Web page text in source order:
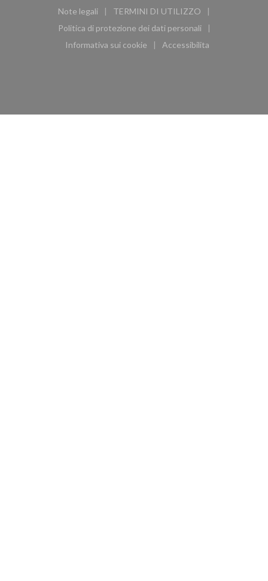
Note legali
((apre una nuova finestra))
TERMINI DI UTILIZZO
((apre una nuova finestra))
Politica di protezione dei dati personali
((apre una nuova finestra))
Informativa sui cookie
((apre una nuova finestra))
Accessibilita